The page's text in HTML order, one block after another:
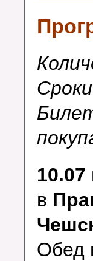
10.07
в
Обед